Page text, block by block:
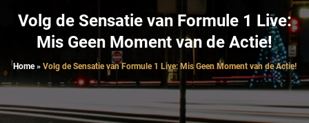
Volg de Sensatie van Formule 1 Live:
Mis Geen Moment van de Actie!
Home» Volg de Sensatie van Formule 1 Live: Mis Geen Moment van de Actie!